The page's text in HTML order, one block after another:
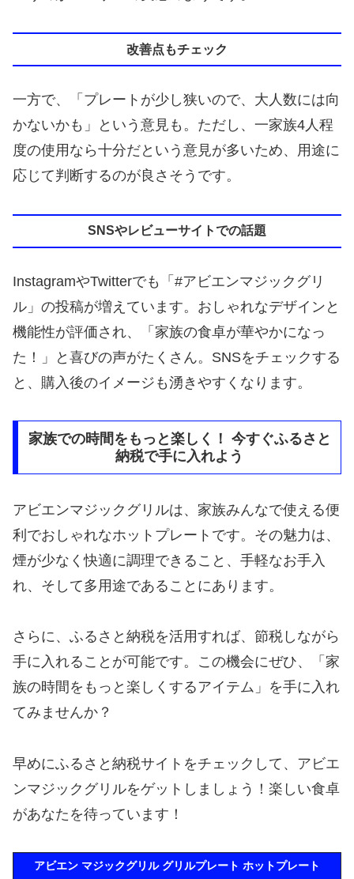
改善点もチェック
一方で、「プレートが少し狭いので、大人数には向
かないかも」という意見も。ただし、一家族4人程
度の使用なら十分だという意見が多いため、用途に
応じて判断するのが良さそうです。
SNSやレビューサイトでの話題
InstagramやTwitterでも「#アビエンマジックグリ
ル」の投稿が増えています。おしゃれなデザインと
機能性が評価され、「家族の食卓が華やかになっ
た！」と喜びの声がたくさん。SNSをチェックする
と、購入後のイメージも湧きやすくなります。
家族での時間をもっと楽しく！ 今すぐふるさと
納税で手に入れよう
アビエンマジックグリルは、家族みんなで使える便
利でおしゃれなホットプレートです。その魅力は、
煙が少なく快適に調理できること、手軽なお手入
れ、そして多用途であることにあります。
さらに、ふるさと納税を活用すれば、節税しながら
手に入れることが可能です。この機会にぜひ、「家
族の時間をもっと楽しくするアイテム」を手に入れ
てみませんか？
早めにふるさと納税サイトをチェックして、アビエ
ンマジックグリルをゲットしましょう！楽しい食卓
があなたを待っています！
アビエン マジックグリル グリルプレート ホットプレート